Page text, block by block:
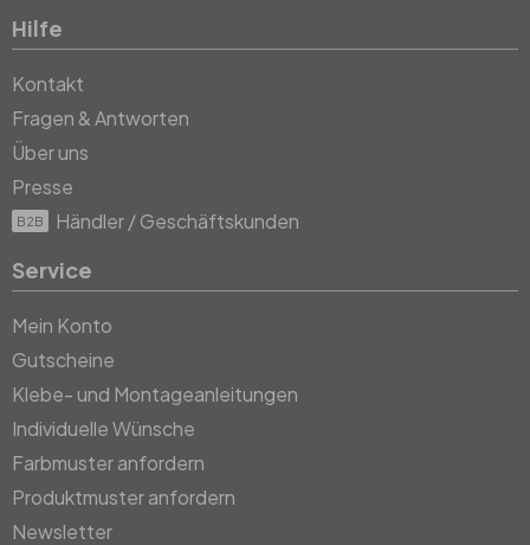
Hilfe
Kontakt
Fragen & Antworten
Über uns
Presse
B2B Händler / Geschäftskunden
Service
Mein Konto
Gutscheine
Klebe- und Montageanleitungen
Individuelle Wünsche
Farbmuster anfordern
Produktmuster anfordern
Newsletter